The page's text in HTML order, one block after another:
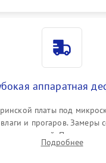
аппаратная
платы под
и прогаров. Замеры
напряжений. Проверка
процессора и
Подробнее